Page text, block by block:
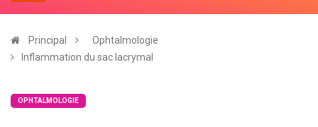
Principal
Ophtalmologie
Inflammation du sac lacrymal
OPHTALMOLOGIE